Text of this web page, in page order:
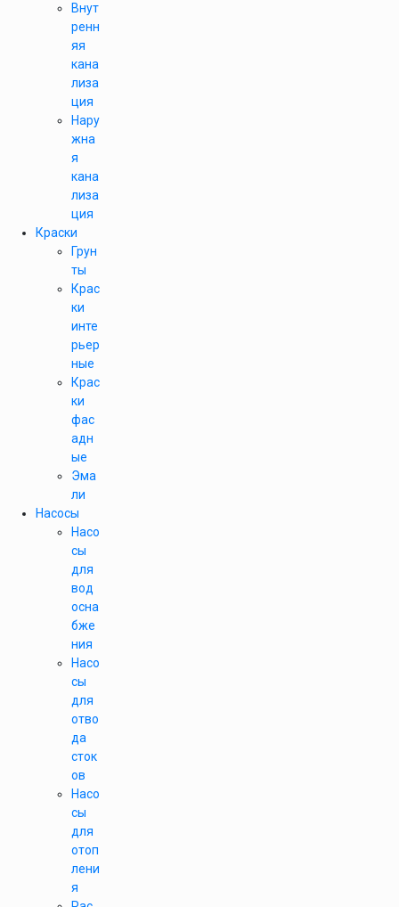
Внут
ренн
яя
кана
лиза
ция
Нару
жна
я
кана
лиза
ция
Краски
Грун
ты
Крас
ки
инте
рьер
ные
Крас
ки
фас
адн
ые
Эма
ли
Насосы
Насо
сы
для
вод
осна
бже
ния
Насо
сы
для
отво
да
сток
ов
Насо
сы
для
отоп
лени
я